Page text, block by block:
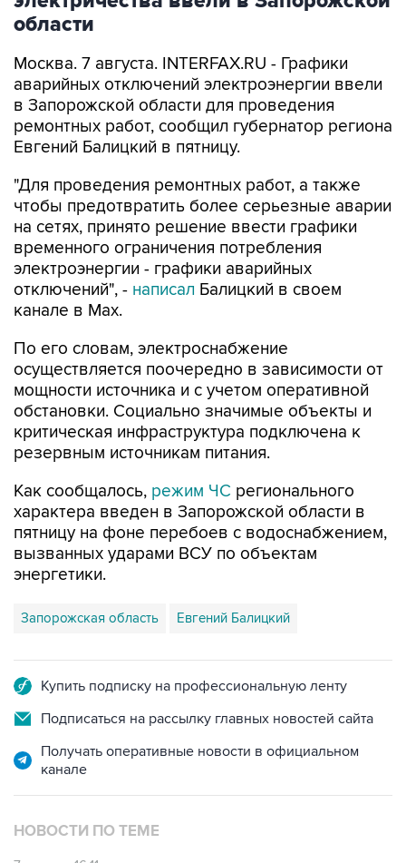
Москва. 7 августа. INTERFAX.RU - Графики
в Запорожской области для проведения
ремонтных работ, сообщил губернатор региона
Евгений Балицкий в пятницу.
"Для проведения ремонтных работ, а также
на сетях, принято решение ввести графики
временного ограничения потребления
электроэнергии - графики аварийных
отключений", -написалБалицкий в своем
канале в Max.
По его словам, электроснабжение
мощности источника и с учетом оперативной
обстановки. Социально значимые объекты и
критическая инфраструктура подключена к
резервным источникам питания.
Как сообщалось,режим ЧСрегионального
пятницу на фоне перебоев с водоснабжением,
вызванных ударами ВСУ по объектам
энергетики.
Запорожская область
Подписаться на рассылку главных новостей сайта
Получать оперативные новости в официальном
канале
НОВОСТИ ПО ТЕМЕ
7 августа 16:11